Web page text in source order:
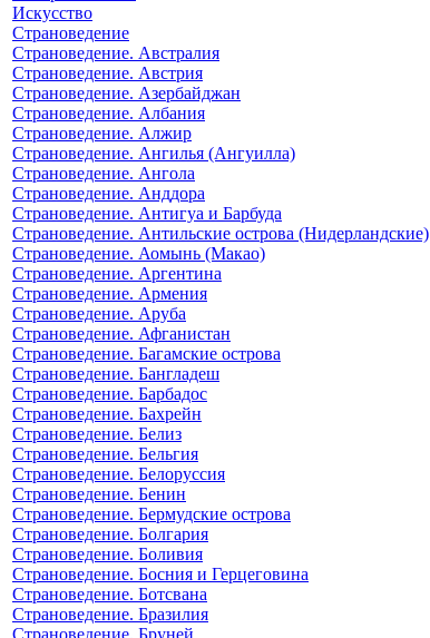
Искусство
Страноведение
Страноведение. Австралия
Страноведение. Австрия
Страноведение. Азербайджан
Страноведение. Албания
Страноведение. Алжир
Страноведение. Ангилья (Ангуилла)
Страноведение. Ангола
Страноведение. Анддора
Страноведение. Антигуа и Барбуда
Страноведение. Антильские острова (Нидерландские)
Страноведение. Аомынь (Макао)
Страноведение. Аргентина
Страноведение. Армения
Страноведение. Аруба
Страноведение. Афганистан
Страноведение. Багамские острова
Страноведение. Бангладеш
Страноведение. Барбадос
Страноведение. Бахрейн
Страноведение. Белиз
Страноведение. Бельгия
Страноведение. Белоруссия
Страноведение. Бенин
Страноведение. Бермудские острова
Страноведение. Болгария
Страноведение. Боливия
Страноведение. Босния и Герцеговина
Страноведение. Ботсвана
Страноведение. Бразилия
Страноведение. Бруней